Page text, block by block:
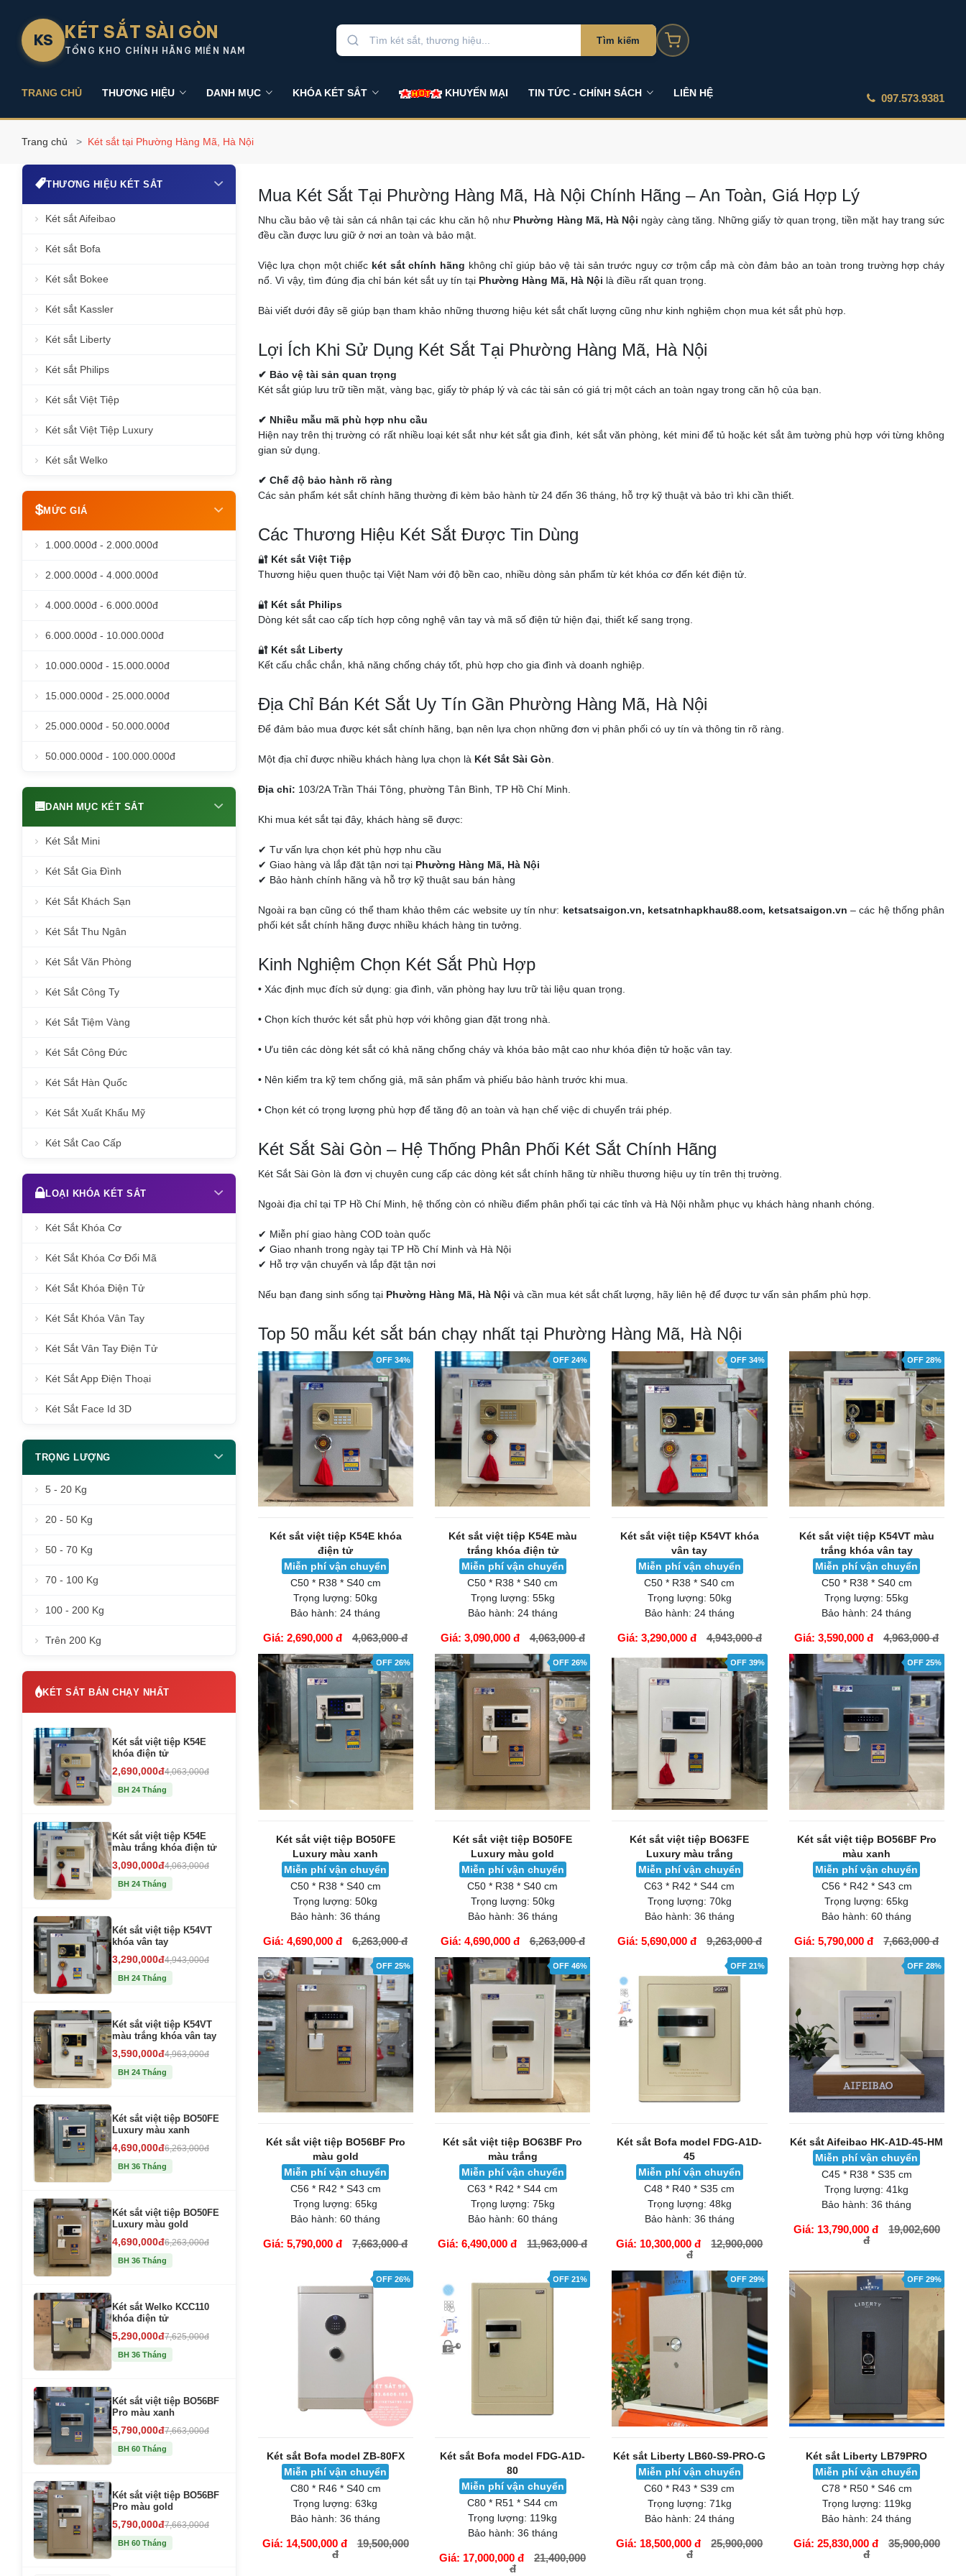
KS KÉT SẮT SÀI GÒN
TỔNG KHO CHÍNH HÃNG MIỀN NAM
Tìm kiếm
TRANG CHỦ THƯƠNG HIỆU DANH MỤC KHÓA KÉT SẮT KHUYẾN MẠI TIN TỨC - CHÍNH SÁCH LIÊN HỆ 097.573.9381
Trang chủ Két sắt tại Phường Hàng Mã, Hà Nội
THƯƠNG HIỆU KÉT SẮT
Két sắt Aifeibao
Két sắt Bofa
Két sắt Bokee
Két sắt Kassler
Két sắt Liberty
Két sắt Philips
Két sắt Việt Tiệp
Két sắt Việt Tiệp Luxury
Két sắt Welko
MỨC GIÁ
1.000.000đ - 2.000.000đ
2.000.000đ - 4.000.000đ
4.000.000đ - 6.000.000đ
6.000.000đ - 10.000.000đ
10.000.000đ - 15.000.000đ
15.000.000đ - 25.000.000đ
25.000.000đ - 50.000.000đ
50.000.000đ - 100.000.000đ
DANH MỤC KÉT SẮT
Két Sắt Mini
Két Sắt Gia Đình
Két Sắt Khách Sạn
Két Sắt Thu Ngân
Két Sắt Văn Phòng
Két Sắt Công Ty
Két Sắt Tiệm Vàng
Két Sắt Công Đức
Két Sắt Hàn Quốc
Két Sắt Xuất Khẩu Mỹ
Két Sắt Cao Cấp
LOẠI KHÓA KÉT SẮT
Két Sắt Khóa Cơ
Két Sắt Khóa Cơ Đổi Mã
Két Sắt Khóa Điện Tử
Két Sắt Khóa Vân Tay
Két Sắt Vân Tay Điện Tử
Két Sắt App Điện Thoại
Két Sắt Face Id 3D
TRỌNG LƯỢNG
5 - 20 Kg
20 - 50 Kg
50 - 70 Kg
70 - 100 Kg
100 - 200 Kg
Trên 200 Kg
KÉT SẮT BÁN CHẠY NHẤT
Két sắt việt tiệp K54E
khóa điện tử
2,690,000đ4,063,000đ
BH 24 Tháng
Két sắt việt tiệp K54E
màu trắng khóa điện tử
3,090,000đ4,063,000đ
BH 24 Tháng
Két sắt việt tiệp K54VT
khóa vân tay
3,290,000đ4,943,000đ
BH 24 Tháng
Két sắt việt tiệp K54VT
màu trắng khóa vân tay
3,590,000đ4,963,000đ
BH 24 Tháng
Két sắt việt tiệp BO50FE
Luxury màu xanh
4,690,000đ6,263,000đ
BH 36 Tháng
Két sắt việt tiệp BO50FE
Luxury màu gold
4,690,000đ6,263,000đ
BH 36 Tháng
Két sắt Welko KCC110
khóa điện tử
5,290,000đ7,625,000đ
BH 36 Tháng
Két sắt việt tiệp BO56BF
Pro màu xanh
5,790,000đ7,663,000đ
BH 60 Tháng
Két sắt việt tiệp BO56BF
Pro màu gold
5,790,000đ7,663,000đ
BH 60 Tháng
Mua Két Sắt Tại Phường Hàng Mã, Hà Nội Chính Hãng – An Toàn, Giá Hợp Lý
Nhu cầu bảo vệ tài sản cá nhân tại các khu căn hộ như Phường Hàng Mã, Hà Nội ngày càng tăng. Những giấy tờ quan trọng, tiền mặt hay trang sức
đều cần được lưu giữ ở nơi an toàn và bảo mật.
Việc lựa chọn một chiếc két sắt chính hãng không chỉ giúp bảo vệ tài sản trước nguy cơ trộm cắp mà còn đảm bảo an toàn trong trường hợp cháy
nổ. Vì vậy, tìm đúng địa chỉ bán két sắt uy tín tại Phường Hàng Mã, Hà Nội là điều rất quan trọng.
Bài viết dưới đây sẽ giúp bạn tham khảo những thương hiệu két sắt chất lượng cũng như kinh nghiệm chọn mua két sắt phù hợp.
Lợi Ích Khi Sử Dụng Két Sắt Tại Phường Hàng Mã, Hà Nội
✔ Bảo vệ tài sản quan trọng
Két sắt giúp lưu trữ tiền mặt, vàng bạc, giấy tờ pháp lý và các tài sản có giá trị một cách an toàn ngay trong căn hộ của bạn.
✔ Nhiều mẫu mã phù hợp nhu cầu
Hiện nay trên thị trường có rất nhiều loại két sắt như két sắt gia đình, két sắt văn phòng, két mini để tủ hoặc két sắt âm tường phù hợp với từng không
gian sử dụng.
✔ Chế độ bảo hành rõ ràng
Các sản phẩm két sắt chính hãng thường đi kèm bảo hành từ 24 đến 36 tháng, hỗ trợ kỹ thuật và bảo trì khi cần thiết.
Các Thương Hiệu Két Sắt Được Tin Dùng
🔐 Két sắt Việt Tiệp
Thương hiệu quen thuộc tại Việt Nam với độ bền cao, nhiều dòng sản phẩm từ két khóa cơ đến két điện tử.
🔐 Két sắt Philips
Dòng két sắt cao cấp tích hợp công nghệ vân tay và mã số điện tử hiện đại, thiết kế sang trọng.
🔐 Két sắt Liberty
Kết cấu chắc chắn, khả năng chống cháy tốt, phù hợp cho gia đình và doanh nghiệp.
Địa Chỉ Bán Két Sắt Uy Tín Gần Phường Hàng Mã, Hà Nội
Để đảm bảo mua được két sắt chính hãng, bạn nên lựa chọn những đơn vị phân phối có uy tín và thông tin rõ ràng.
Một địa chỉ được nhiều khách hàng lựa chọn là Két Sắt Sài Gòn
Địa chỉ: 103/2A Trần Thái Tông, phường Tân Bình, TP Hồ Chí Minh.
Khi mua két sắt tại đây, khách hàng sẽ được:
✔ Tư vấn lựa chọn két phù hợp nhu cầu
✔ Giao hàng và lắp đặt tận nơi tại Phường Hàng Mã, Hà Nội
✔ Bảo hành chính hãng và hỗ trợ kỹ thuật sau bán hàng
Ngoài ra bạn cũng có thể tham khảo thêm các website uy tín như: ketsatsaigon.vn, ketsatnhapkhau88.com, ketsatsaigon.vn – các hệ thống phân
phối két sắt chính hãng được nhiều khách hàng tin tưởng.
Kinh Nghiệm Chọn Két Sắt Phù Hợp
• Xác định mục đích sử dụng: gia đình, văn phòng hay lưu trữ tài liệu quan trọng.
• Chọn kích thước két sắt phù hợp với không gian đặt trong nhà.
• Ưu tiên các dòng két sắt có khả năng chống cháy và khóa bảo mật cao như khóa điện tử hoặc vân tay.
• Nên kiểm tra kỹ tem chống giả, mã sản phẩm và phiếu bảo hành trước khi mua.
• Chọn két có trọng lượng phù hợp để tăng độ an toàn và hạn chế việc di chuyển trái phép.
Két Sắt Sài Gòn – Hệ Thống Phân Phối Két Sắt Chính Hãng
Két Sắt Sài Gòn là đơn vị chuyên cung cấp các dòng két sắt chính hãng từ nhiều thương hiệu uy tín trên thị trường.
Ngoài địa chỉ tại TP Hồ Chí Minh, hệ thống còn có nhiều điểm phân phối tại các tỉnh và Hà Nội nhằm phục vụ khách hàng nhanh chóng.
✔ Miễn phí giao hàng COD toàn quốc
✔ Giao nhanh trong ngày tại TP Hồ Chí Minh và Hà Nội
✔ Hỗ trợ vận chuyển và lắp đặt tận nơi
Nếu bạn đang sinh sống tại Phường Hàng Mã, Hà Nội và cần mua két sắt chất lượng, hãy liên hệ để được tư vấn sản phẩm phù hợp.
Top 50 mẫu két sắt bán chạy nhất tại Phường Hàng Mã, Hà Nội
OFF 34%
Két sắt việt tiệp K54E khóa
điện tử
Miễn phí vận chuyển
C50 * R38 * S40 cm
Trọng lượng: 50kg
Bảo hành: 24 tháng
Giá: 2,690,000 đ 4,063,000 đ
GIỎ HÀNG
OFF 24%
Két sắt việt tiệp K54E màu
trắng khóa điện tử
Miễn phí vận chuyển
C50 * R38 * S40 cm
Trọng lượng: 55kg
Bảo hành: 24 tháng
Giá: 3,090,000 đ 4,063,000 đ
GIỎ HÀNG
OFF 34%
Két sắt việt tiệp K54VT khóa
vân tay
Miễn phí vận chuyển
C50 * R38 * S40 cm
Trọng lượng: 50kg
Bảo hành: 24 tháng
Giá: 3,290,000 đ 4,943,000 đ
GIỎ HÀNG
OFF 28%
Két sắt việt tiệp K54VT màu
trắng khóa vân tay
Miễn phí vận chuyển
C50 * R38 * S40 cm
Trọng lượng: 55kg
Bảo hành: 24 tháng
Giá: 3,590,000 đ 4,963,000 đ
GIỎ HÀNG
OFF 26%
Két sắt việt tiệp BO50FE
Luxury màu xanh
Miễn phí vận chuyển
C50 * R38 * S40 cm
Trọng lượng: 50kg
Bảo hành: 36 tháng
Giá: 4,690,000 đ 6,263,000 đ
GIỎ HÀNG
OFF 26%
Két sắt việt tiệp BO50FE
Luxury màu gold
Miễn phí vận chuyển
C50 * R38 * S40 cm
Trọng lượng: 50kg
Bảo hành: 36 tháng
Giá: 4,690,000 đ 6,263,000 đ
GIỎ HÀNG
OFF 39%
Két sắt việt tiệp BO63FE
Luxury màu trắng
Miễn phí vận chuyển
C63 * R42 * S44 cm
Trọng lượng: 70kg
Bảo hành: 36 tháng
Giá: 5,690,000 đ 9,263,000 đ
GIỎ HÀNG
OFF 25%
Két sắt việt tiệp BO56BF Pro
màu xanh
Miễn phí vận chuyển
C56 * R42 * S43 cm
Trọng lượng: 65kg
Bảo hành: 60 tháng
Giá: 5,790,000 đ 7,663,000 đ
GIỎ HÀNG
OFF 25%
Két sắt việt tiệp BO56BF Pro
màu gold
Miễn phí vận chuyển
C56 * R42 * S43 cm
Trọng lượng: 65kg
Bảo hành: 60 tháng
Giá: 5,790,000 đ 7,663,000 đ
OFF 46%
Két sắt việt tiệp BO63BF Pro
màu trắng
Miễn phí vận chuyển
C63 * R42 * S44 cm
Trọng lượng: 75kg
Bảo hành: 60 tháng
Giá: 6,490,000 đ 11,963,000 đ
OFF 21%
Két sắt Bofa model FDG-A1D-
45
Miễn phí vận chuyển
C48 * R40 * S35 cm
Trọng lượng: 48kg
Bảo hành: 36 tháng
Giá: 10,300,000 đ
12,900,000
đ
OFF 28%
Két sắt Aifeibao HK-A1D-45-HM
Miễn phí vận chuyển
C45 * R38 * S35 cm
Trọng lượng: 41kg
Bảo hành: 36 tháng
Giá: 13,790,000 đ
19,002,600
đ
OFF 26%
Két sắt Bofa model ZB-80FX
Miễn phí vận chuyển
C80 * R46 * S40 cm
Trọng lượng: 63kg
Bảo hành: 36 tháng
Giá: 14,500,000 đ
19,500,000
đ
OFF 21%
Két sắt Bofa model FDG-A1D-
80
Miễn phí vận chuyển
C80 * R51 * S44 cm
Trọng lượng: 119kg
Bảo hành: 36 tháng
Giá: 17,000,000 đ
21,400,000
đ
OFF 29%
Két sắt Liberty LB60-S9-PRO-G
Miễn phí vận chuyển
C60 * R43 * S39 cm
Trọng lượng: 71kg
Bảo hành: 24 tháng
Giá: 18,500,000 đ
25,900,000
đ
OFF 29%
Két sắt Liberty LB79PRO
Miễn phí vận chuyển
C78 * R50 * S46 cm
Trọng lượng: 119kg
Bảo hành: 24 tháng
Giá: 25,830,000 đ
35,900,000
đ